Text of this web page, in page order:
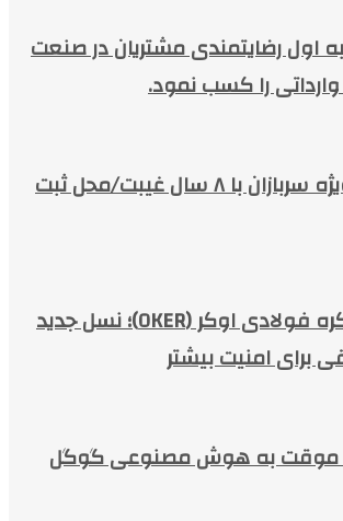
اول رضایتمندی مشتریان در صنعت
را کسب نمود.
طرح انصار ویژه سربازان با ۸ سال غیبت/محل ثبت
معرفی کرکره فولادی اوکر (OKER)؛ نسل جدید
برای امنیت بیشتر
موقت به هوش مصنوعی گوگل